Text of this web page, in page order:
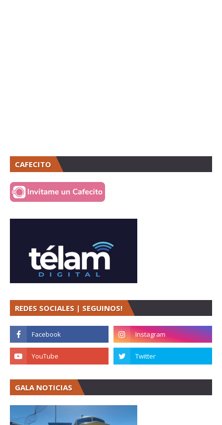
CAFECITO
REDES SOCIALES | SEGUINOS!
GALA NOTICIAS